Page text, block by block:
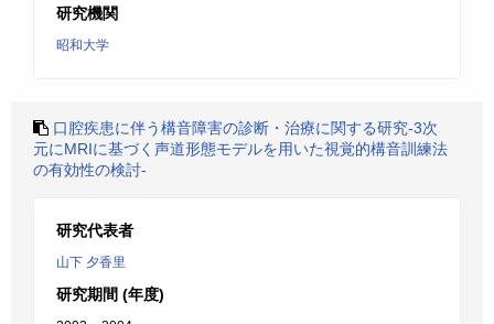
研究機関
昭和大学
口腔疾患に伴う構音障害の診断・治療に関する研究-3次
元にMRIに基づく声道形態モデルを用いた視覚的構音訓練法
の有効性の検討-
研究代表者
山下 夕香里
研究期間 (年度)